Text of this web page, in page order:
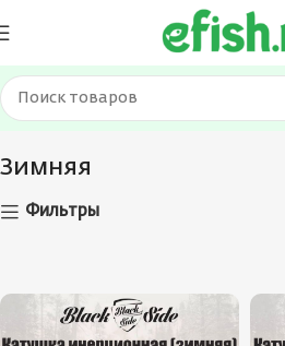
Главная Катушки Зимняя
Зимняя
Фильтры